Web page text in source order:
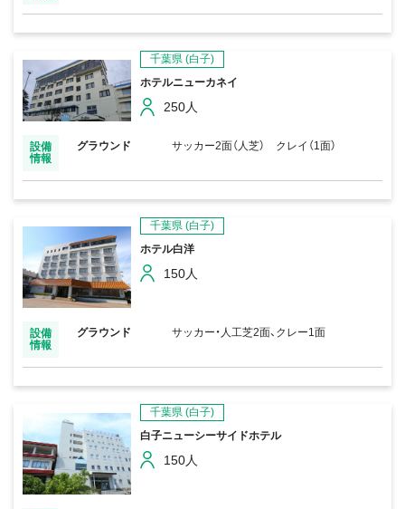
千葉県 (白子)
ホテルニューカネイ
250人
設備
情報
グラウンド サッカー2面（人芝） クレイ（1面）
千葉県 (白子)
ホテル白洋
150人
設備
情報
グラウンド サッカー・人工芝2面、クレー1面
千葉県 (白子)
白子ニューシーサイドホテル
150人